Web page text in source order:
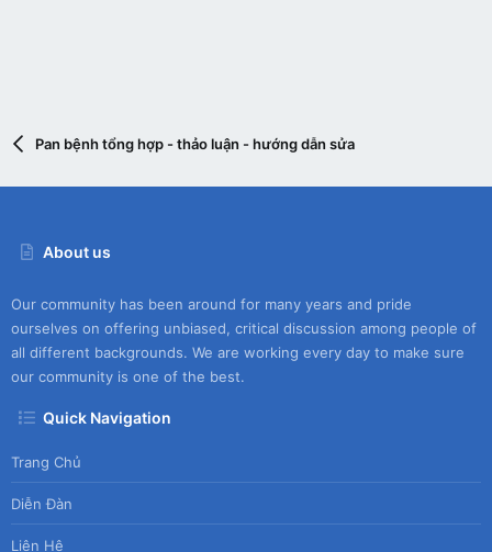
Pan bệnh tổng hợp - thảo luận - hướng dẫn sửa
About us
Our community has been around for many years and pride
ourselves on offering unbiased, critical discussion among people of
all different backgrounds. We are working every day to make sure
our community is one of the best.
Quick Navigation
Trang Chủ
Diễn Đàn
Liên Hệ